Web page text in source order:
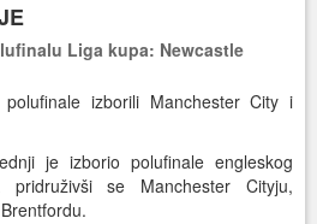
Liga kupa: Newcastle
izborili Manchester City i
je izborio polufinale engleskog
pridruživši se Manchester Cityju,